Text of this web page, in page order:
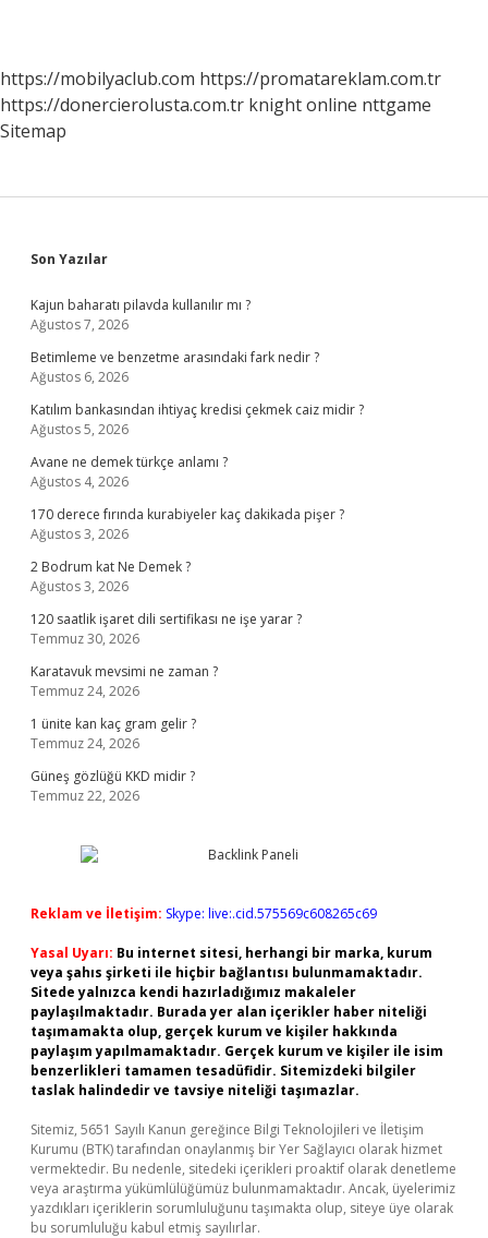
https://mobilyaclub.com https://promatareklam.com.tr
https://donercierolusta.com.tr knight online nttgame
Sitemap
Sidebar
Son Yazılar
Kajun baharatı pilavda kullanılır mı ?
Ağustos 7, 2026
Betimleme ve benzetme arasındaki fark nedir ?
Ağustos 6, 2026
Katılım bankasından ihtiyaç kredisi çekmek caiz midir ?
Ağustos 5, 2026
Avane ne demek türkçe anlamı ?
Ağustos 4, 2026
170 derece fırında kurabiyeler kaç dakikada pişer ?
Ağustos 3, 2026
2 Bodrum kat Ne Demek ?
Ağustos 3, 2026
120 saatlik işaret dili sertifikası ne işe yarar ?
Temmuz 30, 2026
Karatavuk mevsimi ne zaman ?
Temmuz 24, 2026
1 ünite kan kaç gram gelir ?
Temmuz 24, 2026
Güneş gözlüğü KKD midir ?
Temmuz 22, 2026
Reklam ve İletişim: Skype: live:.cid.575569c608265c69
Yasal Uyarı: Bu internet sitesi, herhangi bir marka, kurum
veya şahıs şirketi ile hiçbir bağlantısı bulunmamaktadır.
Sitede yalnızca kendi hazırladığımız makaleler
paylaşılmaktadır. Burada yer alan içerikler haber niteliği
taşımamakta olup, gerçek kurum ve kişiler hakkında
paylaşım yapılmamaktadır. Gerçek kurum ve kişiler ile isim
benzerlikleri tamamen tesadüfidir. Sitemizdeki bilgiler
taslak halindedir ve tavsiye niteliği taşımazlar.
Sitemiz, 5651 Sayılı Kanun gereğince Bilgi Teknolojileri ve İletişim
Kurumu (BTK) tarafından onaylanmış bir Yer Sağlayıcı olarak hizmet
vermektedir. Bu nedenle, sitedeki içerikleri proaktif olarak denetleme
veya araştırma yükümlülüğümüz bulunmamaktadır. Ancak, üyelerimiz
yazdıkları içeriklerin sorumluluğunu taşımakta olup, siteye üye olarak
bu sorumluluğu kabul etmiş sayılırlar.